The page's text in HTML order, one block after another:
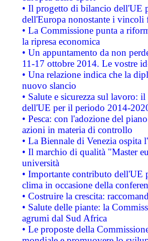
• Il progetto di bilancio dell'UE
dell'Europa nonostante i vincoli
• La Commissione punta a
la ripresa economica
• Un appuntamento da non
11-17 ottobre 2014. Le vostre
• Una relazione indica che la
nuovo slancio
• Salute e sicurezza sul lavoro:
dell'UE per il periodo 2014-
• Pesca: con l'adozione del
azioni in materia di controllo
• La Biennale di Venezia ospita
• Il marchio di qualità "Master
università
• Importante contributo dell'UE
clima in occasione della
• Costruire la crescita:
• Salute delle piante: la
agrumi dal Sud Africa
• Le proposte della